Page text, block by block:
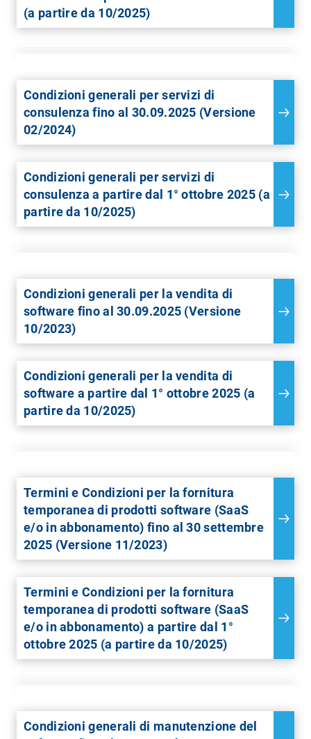
(a partire da 10/2025)
Condizioni generali per servizi di
consulenza fino al 30.09.2025 (Versione
02/2024)
Condizioni generali per servizi di
consulenza a partire dal 1° ottobre 2025 (a
partire da 10/2025)
Condizioni generali per la vendita di
software fino al 30.09.2025 (Versione
10/2023)
Condizioni generali per la vendita di
software a partire dal 1° ottobre 2025 (a
partire da 10/2025)
Termini e Condizioni per la fornitura
temporanea di prodotti software (SaaS
e/o in abbonamento) fino al 30 settembre
2025 (Versione 11/2023)
Termini e Condizioni per la fornitura
temporanea di prodotti software (SaaS
e/o in abbonamento) a partire dal 1°
ottobre 2025 (a partire da 10/2025)
Condizioni generali di manutenzione del